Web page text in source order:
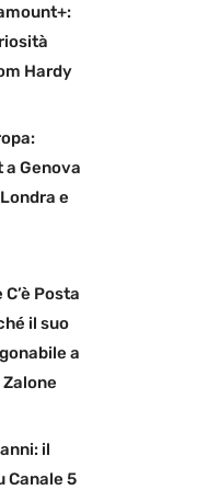
Hardy
Genova
e
Posta
il suo
a
il
Canale 5